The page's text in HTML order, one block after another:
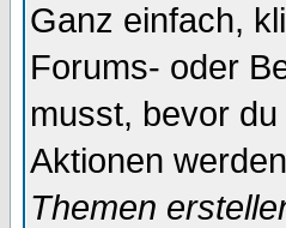
Ganz einfach,
Forums- oder
musst, bevor
Aktionen
Themen